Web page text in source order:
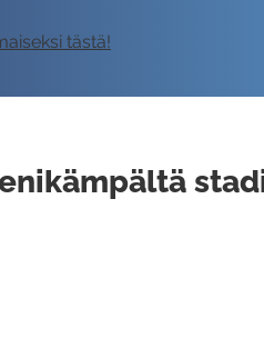
tästä!